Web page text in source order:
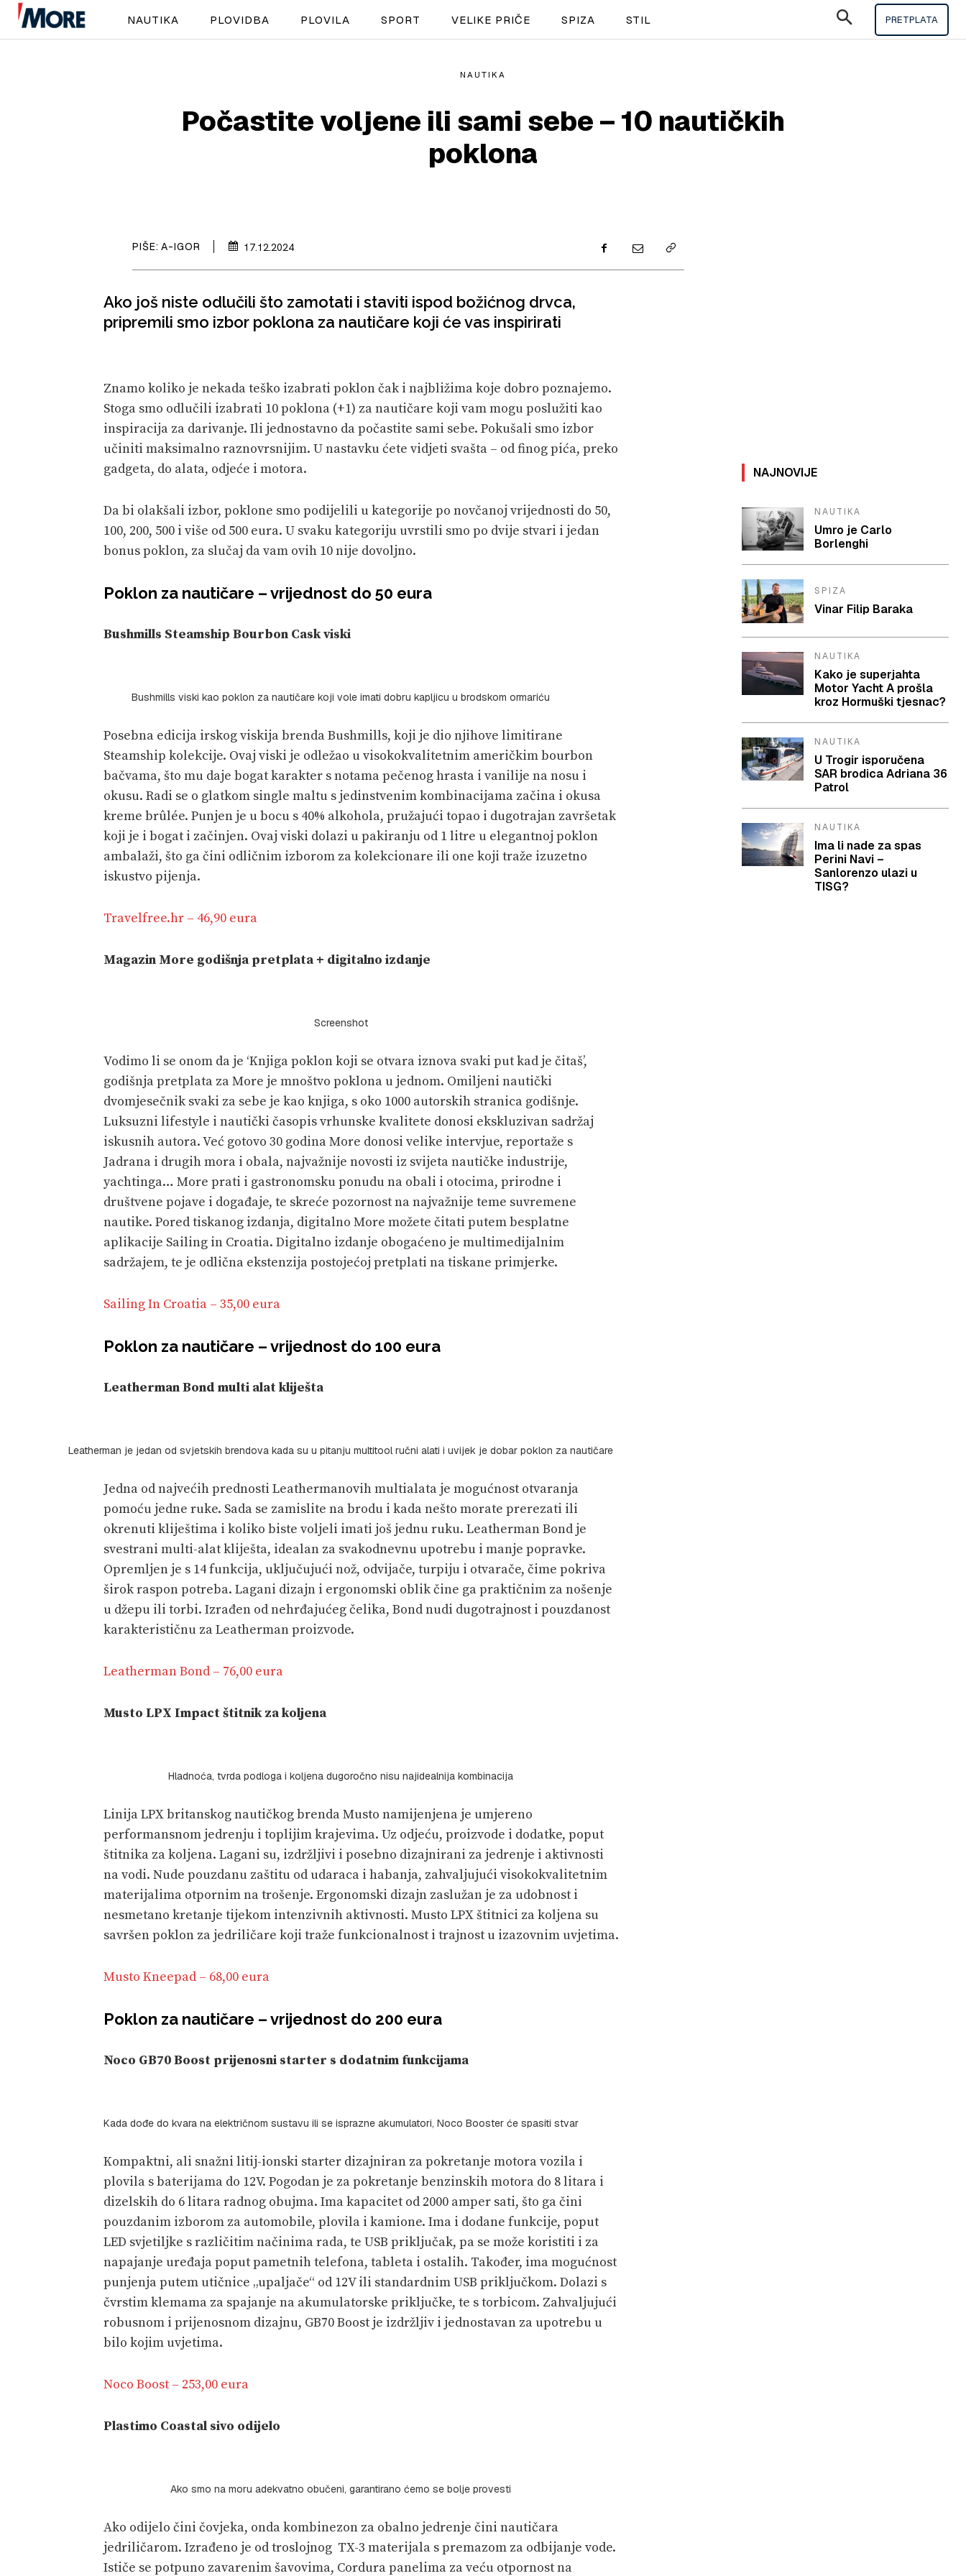
SPORT
PLOVILA
VELIKE PRIČE
SHOP
NAUTIKA PLOVIDBA PLOVILA SPORT VELIKE PRIČE SPIZA STIL PRETPLATA
NAUTIKA
Počastite voljene ili sami sebe – 10 nautičkih
poklona
PIŠE: A-IGOR 17.12.2024
Ako još niste odlučili što zamotati i staviti ispod božićnog drvca,
pripremili smo izbor poklona za nautičare koji će vas inspirirati
Znamo koliko je nekada teško izabrati poklon čak i najbližima koje dobro poznajemo.
Stoga smo odlučili izabrati 10 poklona (+1) za nautičare koji vam mogu poslužiti kao
inspiracija za darivanje. Ili jednostavno da počastite sami sebe. Pokušali smo izbor
učiniti maksimalno raznovrsnijim. U nastavku ćete vidjeti svašta – od finog pića, preko
gadgeta, do alata, odjeće i motora.
Da bi olakšali izbor, poklone smo podijelili u kategorije po novčanoj vrijednosti do 50,
100, 200, 500 i više od 500 eura. U svaku kategoriju uvrstili smo po dvije stvari i jedan
bonus poklon, za slučaj da vam ovih 10 nije dovoljno.
Poklon za nautičare – vrijednost do 50 eura
Bushmills Steamship Bourbon Cask viski
Bushmills viski kao poklon za nautičare koji vole imati dobru kapljicu u brodskom ormariću
Posebna edicija irskog viskija brenda Bushmills, koji je dio njihove limitirane
Steamship kolekcije. Ovaj viski je odležao u visokokvalitetnim američkim bourbon
bačvama, što mu daje bogat karakter s notama pečenog hrasta i vanilije na nosu i
okusu. Radi se o glatkom single maltu s jedinstvenim kombinacijama začina i okusa
kreme brûlée. Punjen je u bocu s 40% alkohola, pružajući topao i dugotrajan završetak
koji je i bogat i začinjen. Ovaj viski dolazi u pakiranju od 1 litre u elegantnoj poklon
ambalaži, što ga čini odličnim izborom za kolekcionare ili one koji traže izuzetno
iskustvo pijenja.
Travelfree.hr – 46,90 eura
Magazin More godišnja pretplata + digitalno izdanje
Screenshot
Vodimo li se onom da je ‘Knjiga poklon koji se otvara iznova svaki put kad je čitaš’,
godišnja pretplata za More je mnoštvo poklona u jednom. Omiljeni nautički
dvomjesečnik svaki za sebe je kao knjiga, s oko 1000 autorskih stranica godišnje.
Luksuzni lifestyle i nautički časopis vrhunske kvalitete donosi ekskluzivan sadržaj
iskusnih autora. Već gotovo 30 godina More donosi velike intervjue, reportaže s
Jadrana i drugih mora i obala, najvažnije novosti iz svijeta nautičke industrije,
yachtinga… More prati i gastronomsku ponudu na obali i otocima, prirodne i
društvene pojave i događaje, te skreće pozornost na najvažnije teme suvremene
nautike. Pored tiskanog izdanja, digitalno More možete čitati putem besplatne
aplikacije Sailing in Croatia. Digitalno izdanje obogaćeno je multimedijalnim
sadržajem, te je odlična ekstenzija postojećoj pretplati na tiskane primjerke.
Sailing In Croatia – 35,00 eura
Poklon za nautičare – vrijednost do 100 eura
Leatherman Bond multi alat kliješta
Leatherman je jedan od svjetskih brendova kada su u pitanju multitool ručni alati i uvijek je dobar poklon za nautičare
Jedna od najvećih prednosti Leathermanovih multialata je mogućnost otvaranja
pomoću jedne ruke. Sada se zamislite na brodu i kada nešto morate prerezati ili
okrenuti kliještima i koliko biste voljeli imati još jednu ruku. Leatherman Bond je
svestrani multi-alat kliješta, idealan za svakodnevnu upotrebu i manje popravke.
Opremljen je s 14 funkcija, uključujući nož, odvijače, turpiju i otvarače, čime pokriva
širok raspon potreba. Lagani dizajn i ergonomski oblik čine ga praktičnim za nošenje
u džepu ili torbi. Izrađen od nehrđajućeg čelika, Bond nudi dugotrajnost i pouzdanost
karakterističnu za Leatherman proizvode.
Leatherman Bond – 76,00 eura
Musto LPX Impact štitnik za koljena
Hladnoća, tvrda podloga i koljena dugoročno nisu najidealnija kombinacija
Linija LPX britanskog nautičkog brenda Musto namijenjena je umjereno
performansnom jedrenju i toplijim krajevima. Uz odjeću, proizvode i dodatke, poput
štitnika za koljena. Lagani su, izdržljivi i posebno dizajnirani za jedrenje i aktivnosti
na vodi. Nude pouzdanu zaštitu od udaraca i habanja, zahvaljujući visokokvalitetnim
materijalima otpornim na trošenje. Ergonomski dizajn zaslužan je za udobnost i
nesmetano kretanje tijekom intenzivnih aktivnosti. Musto LPX štitnici za koljena su
savršen poklon za jedriličare koji traže funkcionalnost i trajnost u izazovnim uvjetima.
Musto Kneepad – 68,00 eura
Poklon za nautičare – vrijednost do 200 eura
Noco GB70 Boost prijenosni starter s dodatnim funkcijama
Kada dođe do kvara na električnom sustavu ili se isprazne akumulatori, Noco Booster će spasiti stvar
Kompaktni, ali snažni litij-ionski starter dizajniran za pokretanje motora vozila i
plovila s baterijama do 12V. Pogodan je za pokretanje benzinskih motora do 8 litara i
dizelskih do 6 litara radnog obujma. Ima kapacitet od 2000 amper sati, što ga čini
pouzdanim izborom za automobile, plovila i kamione. Ima i dodane funkcije, poput
LED svjetiljke s različitim načinima rada, te USB priključak, pa se može koristiti i za
napajanje uređaja poput pametnih telefona, tableta i ostalih. Također, ima mogućnost
punjenja putem utičnice „upaljače“ od 12V ili standardnim USB priključkom. Dolazi s
čvrstim klemama za spajanje na akumulatorske priključke, te s torbicom. Zahvaljujući
robusnom i prijenosnom dizajnu, GB70 Boost je izdržljiv i jednostavan za upotrebu u
bilo kojim uvjetima.
Noco Boost – 253,00 eura
Plastimo Coastal sivo odijelo
Ako smo na moru adekvatno obučeni, garantirano ćemo se bolje provesti
Ako odijelo čini čovjeka, onda kombinezon za obalno jedrenje čini nautičara
jedriličarom. Izrađeno je od troslojnog TX-3 materijala s premazom za odbijanje vode.
Ističe se potpuno zavarenim šavovima, Cordura panelima za veću otpornost na
NAJNOVIJE
NAUTIKA
Umro je Carlo
Borlenghi
SPIZA
Vinar Filip Baraka
NAUTIKA
Kako je superjahta
Motor Yacht A prošla
kroz Hormuški tjesnac?
NAUTIKA
U Trogir isporučena
SAR brodica Adriana 36
Patrol
NAUTIKA
Ima li nade za spas
Perini Navi –
Sanlorenzo ulazi u
TISG?